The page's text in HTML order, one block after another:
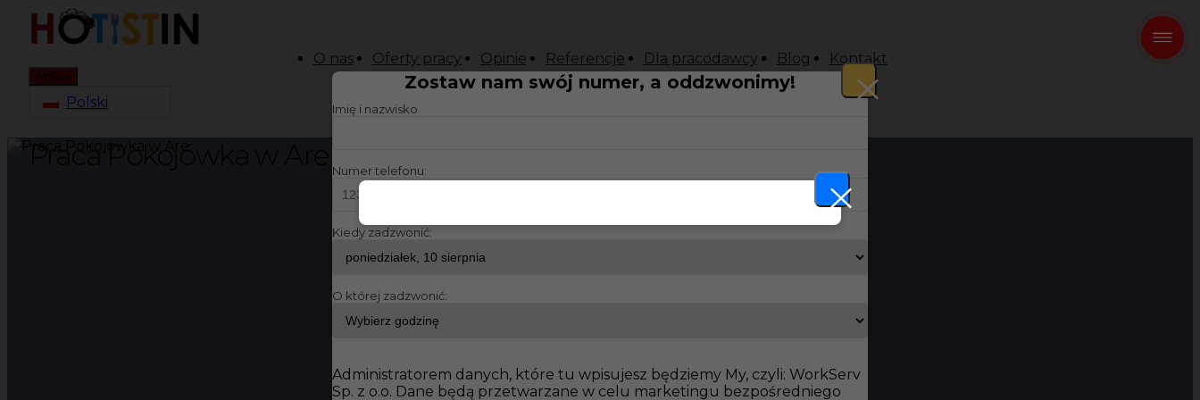
O nas Oferty pracy Opinie Referencje Dla pracodawcy Blog Kontakt
Aplikuj
Polski
Zostaw nam swój numer, a oddzwonimy!
Imię i nazwisko
Numer telefonu:
Kiedy zadzwonić:
O której zadzwonić:
Administratorem danych, które tu wpisujesz będziemy My, czyli: WorkServ
Sp. z o.o. Dane będą przetwarzane w celu marketingu bezpośredniego